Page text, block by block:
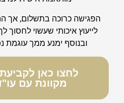
הפגישה כרוכה בתשלום,
לייעוץ איכותי שעשוי לחסוך
ובנוסף ימנע ממך עוגמת
לחצו כאן
מקוונת עם